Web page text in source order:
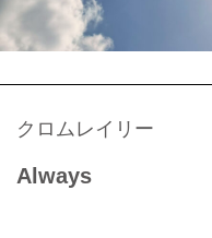
クロムレイリー
Always